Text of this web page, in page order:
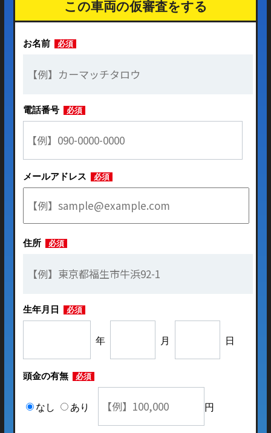
この車両の仮審査をする
お名前 必須
電話番号 必須
メールアドレス 必須
住所 必須
生年月日 必須
年 月 日
頭金の有無 必須
なし あり 円